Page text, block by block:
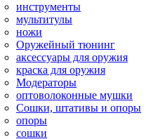
инструменты
мультитулы
ножи
Оружейный тюнинг
аксессуары для оружия
краска для оружия
Модераторы
оптоволоконные мушки
Сошки, штативы и опоры
опоры
сошки